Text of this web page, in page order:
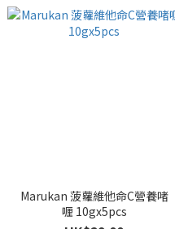
Marukan 菠蘿維他命C營養啫
喱 10gx5pcs